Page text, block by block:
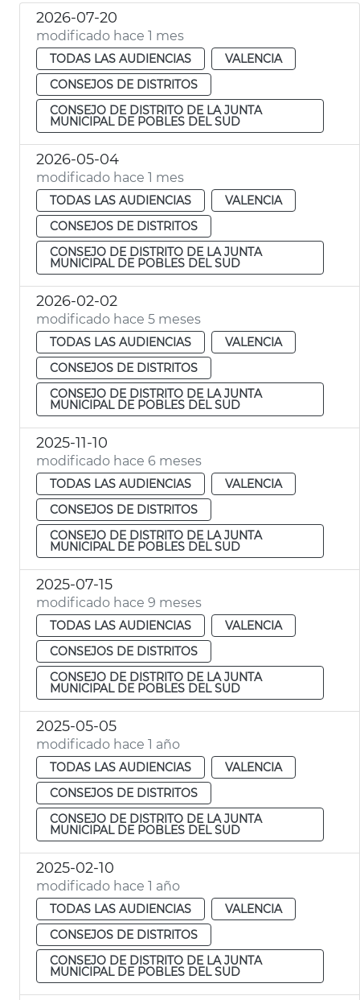
2026-07-20
modificado hace 1 mes
TODAS LAS AUDIENCIAS
VALENCIA
CONSEJOS DE DISTRITOS
CONSEJO DE DISTRITO DE LA JUNTA
MUNICIPAL DE POBLES DEL SUD
2026-05-04
modificado hace 1 mes
TODAS LAS AUDIENCIAS
VALENCIA
CONSEJOS DE DISTRITOS
CONSEJO DE DISTRITO DE LA JUNTA
MUNICIPAL DE POBLES DEL SUD
2026-02-02
modificado hace 5 meses
TODAS LAS AUDIENCIAS
VALENCIA
CONSEJOS DE DISTRITOS
CONSEJO DE DISTRITO DE LA JUNTA
MUNICIPAL DE POBLES DEL SUD
2025-11-10
modificado hace 6 meses
TODAS LAS AUDIENCIAS
VALENCIA
CONSEJOS DE DISTRITOS
CONSEJO DE DISTRITO DE LA JUNTA
MUNICIPAL DE POBLES DEL SUD
2025-07-15
modificado hace 9 meses
TODAS LAS AUDIENCIAS
VALENCIA
CONSEJOS DE DISTRITOS
CONSEJO DE DISTRITO DE LA JUNTA
MUNICIPAL DE POBLES DEL SUD
2025-05-05
modificado hace 1 año
TODAS LAS AUDIENCIAS
VALENCIA
CONSEJOS DE DISTRITOS
CONSEJO DE DISTRITO DE LA JUNTA
MUNICIPAL DE POBLES DEL SUD
2025-02-10
modificado hace 1 año
TODAS LAS AUDIENCIAS
VALENCIA
CONSEJOS DE DISTRITOS
CONSEJO DE DISTRITO DE LA JUNTA
MUNICIPAL DE POBLES DEL SUD